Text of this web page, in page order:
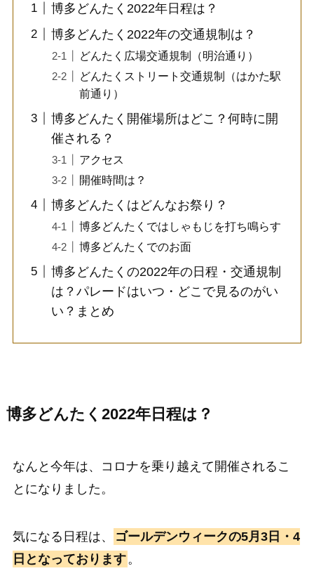
博多どんたく2022年日程は？
博多どんたく2022年の交通規制は？
どんたく広場交通規制（明治通り）
どんたくストリート交通規制（はかた駅
前通り）
博多どんたく開催場所はどこ？何時に開
催される？
アクセス
開催時間は？
博多どんたくはどんなお祭り？
博多どんたくではしゃもじを打ち鳴らす
博多どんたくでのお面
博多どんたくの2022年の日程・交通規制
は？パレードはいつ・どこで見るのがい
い？まとめ
博多どんたく2022年日程は？
なんと今年は、コロナを乗り越えて開催されるこ
とになりました。
気になる日程は、
ゴールデンウィークの5月3日・4
日となっております。